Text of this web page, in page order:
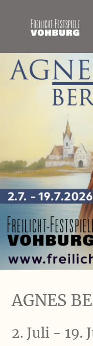
AGNES
2. Juli - 19.